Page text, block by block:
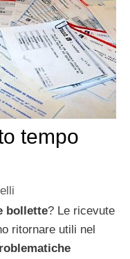
tempo
bollette? Le ricevute
ritornare utili nel